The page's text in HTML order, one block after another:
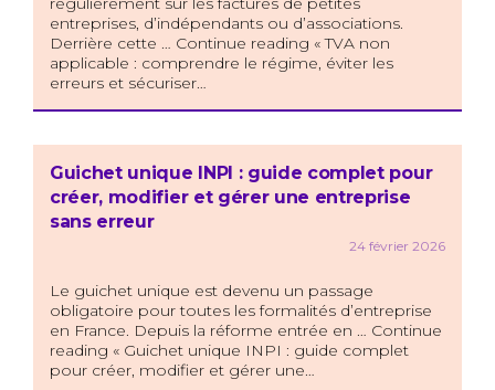
entreprises, d’indépendants ou d’associations.
Derrière cette … Continue reading « TVA non
applicable : comprendre le régime, éviter les
erreurs et sécuriser…
Guichet unique INPI : guide complet pour
créer, modifier et gérer une entreprise
sans erreur
24 février 2026
Le guichet unique est devenu un passage
obligatoire pour toutes les formalités d’entreprise
en France. Depuis la réforme entrée en … Continue
reading « Guichet unique INPI : guide complet
pour créer, modifier et gérer une…